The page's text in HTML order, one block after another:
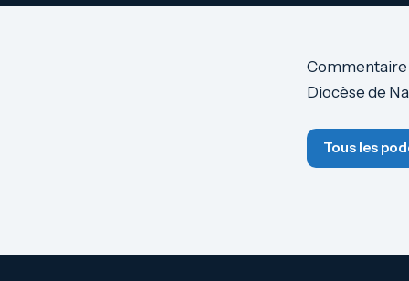
Commentaire
Diocèse de
Tous les